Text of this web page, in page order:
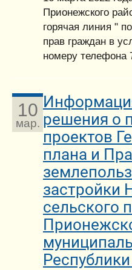
Прионежского
горячая линия "
прав граждан в
номеру телефона
10
мар. решения о
проектов
плана и
застройки
сельского